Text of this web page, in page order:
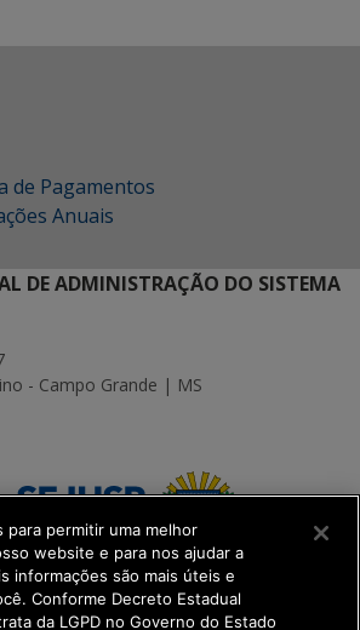
de Pagamentos
Anuais
DE ADMINISTRAÇÃO DO SISTEMA
- Campo Grande | MS
para permitir uma melhor
website e para nos ajudar a
informações são mais úteis e
Conforme Decreto Estadual
da LGPD no Governo do Estado